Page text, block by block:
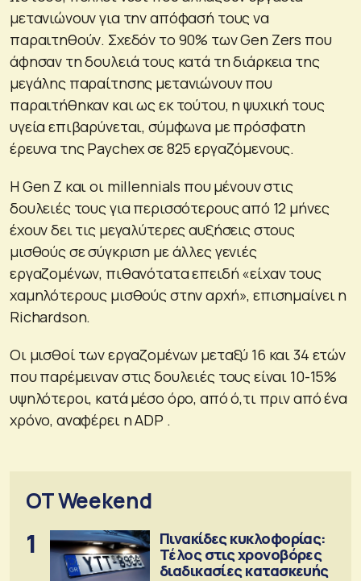
μετανιώνουν για την απόφασή τους να
παραιτηθούν. Σχεδόν το 90% των Gen Zers που
άφησαν τη δουλειά τους κατά τη διάρκεια της
μεγάλης παραίτησης μετανιώνουν που
παραιτήθηκαν και ως εκ τούτου, η ψυχική τους
υγεία επιβαρύνεται, σύμφωνα με πρόσφατη
έρευνα της Paychex σε 825 εργαζόμενους.
Η Gen Z και οι millennials που μένουν στις
δουλειές τους για περισσότερους από 12 μήνες
έχουν δει τις μεγαλύτερες αυξήσεις στους
μισθούς σε σύγκριση με άλλες γενιές
εργαζομένων, πιθανότατα επειδή «είχαν τους
χαμηλότερους μισθούς στην αρχή», επισημαίνει η
Richardson.
Οι μισθοί των εργαζομένων μεταξύ 16 και 34 ετών
που παρέμειναν στις δουλειές τους είναι 10-15%
υψηλότεροι, κατά μέσο όρο, από ό,τι πριν από ένα
χρόνο, αναφέρει η ADP .
OT Weekend
1
Πινακίδες κυκλοφορίας:
Τέλος στις χρονοβόρες
διαδικασίες κατασκευής